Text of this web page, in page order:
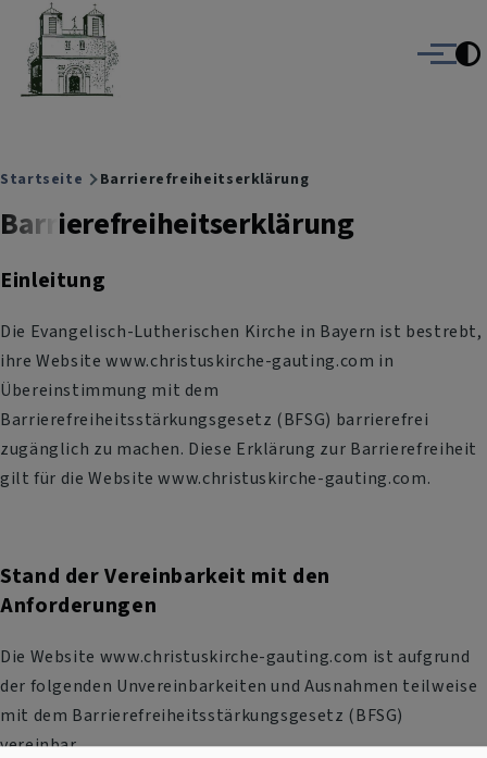
Direkt zum Inhalt
Christuskirche Gauting
Evangelisch-Lutherische Kirche Gauting
Menü
Breadcrumb
Startseite Barrierefreiheitserklärung
Barrierefreiheitserklärung
Einleitung
Die Evangelisch-Lutherischen Kirche in Bayern ist bestrebt,
ihre Website www.christuskirche-gauting.com in
Übereinstimmung mit dem
Barrierefreiheitsstärkungsgesetz (BFSG) barrierefrei
zugänglich zu machen. Diese Erklärung zur Barrierefreiheit
gilt für die Website www.christuskirche-gauting.com.
Stand der Vereinbarkeit mit den
Anforderungen
Die Website www.christuskirche-gauting.com ist aufgrund
der folgenden Unvereinbarkeiten und Ausnahmen teilweise
mit dem Barrierefreiheitsstärkungsgesetz (BFSG)
vereinbar.